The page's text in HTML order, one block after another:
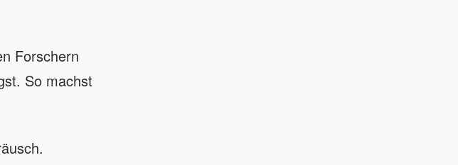
Forschern
So machst